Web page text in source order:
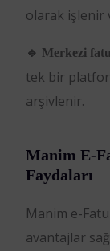
olarak işlenir
🔹 Merkezi
tek bir
arşivlenir.
Manim E-
Faydaları
Manim e-
avantajlar